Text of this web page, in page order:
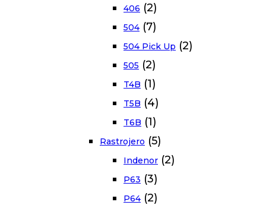
406 (2)
504 (7)
504 Pick Up (2)
505 (2)
T4B (1)
T5B (4)
T6B (1)
Rastrojero (5)
Indenor (2)
P63 (3)
P64 (2)